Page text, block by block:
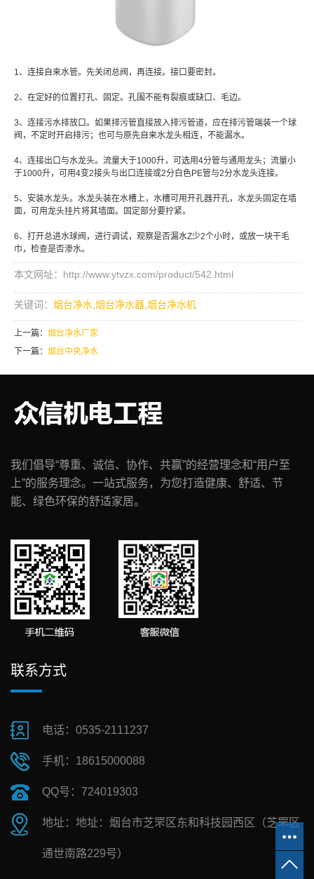
1、连接自来水管。先关闭总阀，再连接。接口要密封。
2、在定好的位置打孔、固定。孔围不能有裂痕或缺口、毛边。
3、连接污水排放口。如果排污管直接放入排污管道，应在排污管端装一个球
阀，不定时开启排污；也可与原先自来水龙头相连，不能漏水。
4、连接出口与水龙头。流量大于1000升，可选用4分管与通用龙头；流量小
于1000升，可用4变2接头与出口连接或2分白色PE管与2分水龙头连接。
5、安装水龙头。水龙头装在水槽上，水槽可用开孔器开孔，水龙头固定在墙
面，可用龙头挂片将其墙面。固定部分要拧紧。
6、打开总进水球阀，进行调试，观察是否漏水Z少2个小时，或放一块干毛
巾，检查是否渗水。
本文网址：http://www.ytvzx.com/product/542.html
关键词： 烟台净水 烟台净水器 烟台净水机
上一篇： 烟台净水厂家
下一篇： 烟台中央净水
我们倡导“尊重、诚信、协作、共赢”的经营理念和“用户至
上”的服务理念。一站式服务，为您打造健康、舒适、节
能、绿色环保的舒适家居。
联系方式
电话：0535-2111237
手机：18615000088
QQ号：724019303
地址：地址：烟台市芝罘区东和科技园西区（芝罘区
通世南路229号）